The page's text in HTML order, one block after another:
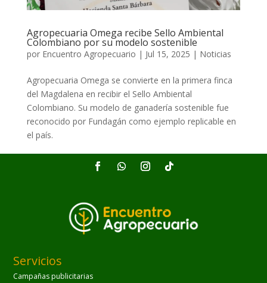
Agropecuaria Omega recibe Sello Ambiental
Colombiano por su modelo sostenible
por Encuentro Agropecuario | Jul 15, 2025 | Noticias
Agropecuaria Omega se convierte en la primera finca
del Magdalena en recibir el Sello Ambiental
Colombiano. Su modelo de ganadería sostenible fue
reconocido por Fundagán como ejemplo replicable en
el país.
Servicios
Campañas publicitarias